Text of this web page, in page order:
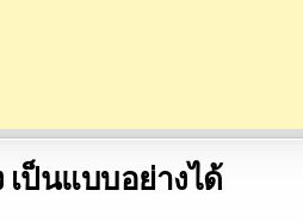
เป็นแบบอย่างได้